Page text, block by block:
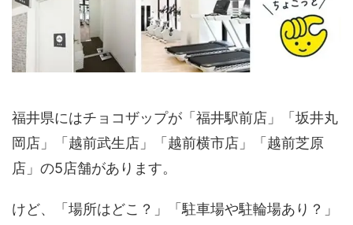
福井県にはチョコザップが「福井駅前店」「坂井丸
岡店」「越前武生店」「越前横市店」「越前芝原
店」の5店舗があります。
けど、「場所はどこ？」「駐車場や駐輪場あり？」